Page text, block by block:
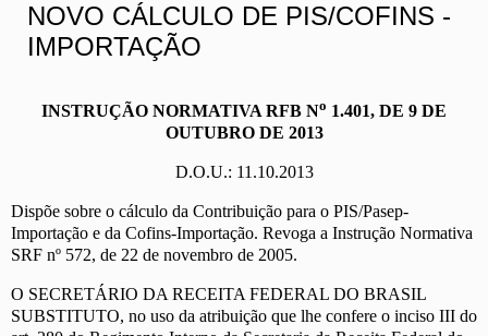
NOVO CÁLCULO DE PIS/COFINS -
IMPORTAÇÃO
INSTRUÇÃO NORMATIVA RFB No 1.401, DE 9 DE
OUTUBRO DE 2013
D.O.U.: 11.10.2013
Dispõe sobre o cálculo da Contribuição para o PIS/Pasep-
Importação e da Cofins-Importação. Revoga a Instrução Normativa
SRF nº 572, de 22 de novembro de 2005.
O SECRETÁRIO DA RECEITA FEDERAL DO BRASIL
SUBSTITUTO, no uso da atribuição que lhe confere o inciso III do